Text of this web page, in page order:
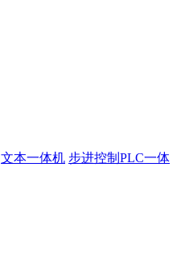
文本一体机 步进控制PLC一体